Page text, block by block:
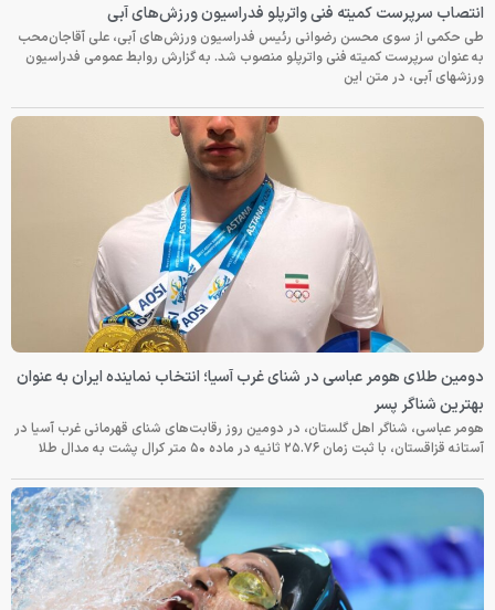
انتصاب سرپرست کمیته فنی واترپلو فدراسیون ورزش‌های آبی
طی حکمی از سوی محسن رضوانی رئیس فدراسیون ورزش‌های آبی، علی آقاجان‌محب
به عنوان سرپرست کمیته فنی واترپلو منصوب شد. به گزارش روابط عمومی فدراسیون
ورزشهای آبی، در متن این
دومین طلای هومر عباسی در شنای غرب آسیا؛ انتخاب نماینده ایران به عنوان
بهترین شناگر پسر
هومر عباسی، شناگر اهل گلستان، در دومین روز رقابت‌های شنای قهرمانی غرب آسیا در
آستانه قزاقستان، با ثبت زمان ۲۵.۷۶ ثانیه در ماده ۵۰ متر کرال پشت به مدال طلا